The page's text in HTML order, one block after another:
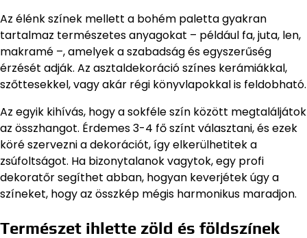
Az élénk színek mellett a bohém paletta gyakran
tartalmaz természetes anyagokat – például fa, juta, len,
makramé –, amelyek a szabadság és egyszerűség
érzését adják. Az asztaldekoráció színes kerámiákkal,
szőttesekkel, vagy akár régi könyvlapokkal is feldobható.
Az egyik kihívás, hogy a sokféle szín között megtaláljátok
az összhangot. Érdemes 3-4 fő színt választani, és ezek
köré szervezni a dekorációt, így elkerülhetitek a
zsúfoltságot. Ha bizonytalanok vagytok, egy profi
dekoratőr segíthet abban, hogyan keverjétek úgy a
színeket, hogy az összkép mégis harmonikus maradjon.
Természet ihlette zöld és földszínek